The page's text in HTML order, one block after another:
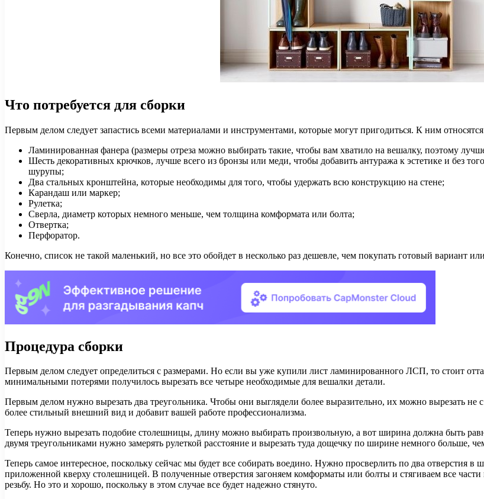
Что потребуется для сборки
Первым делом следует запастись всеми материалами и инструментами, которые могут пригодиться. К ним
Ламинированная фанера (размеры отреза можно выбирать такие, чтобы вам хватило на вешалку, поэтому
Шесть декоративных крючков, лучше всего из бронзы или меди, чтобы добавить антуража к эстетике и без
шурупы;
Два стальных кронштейна, которые необходимы для того, чтобы удержать всю конструкцию на стене;
Карандаш или маркер;
Рулетка;
Сверла, диаметр которых немного меньше, чем толщина комформата или болта;
Отвертка;
Перфоратор.
Конечно, список не такой маленький, но все это обойдет в несколько раз дешевле, чем покупать готовый вариант
Процедура сборки
Первым делом следует определиться с размерами. Но если вы уже купили лист ламинированного ЛСП, то стоит
минимальными потерями получилось вырезать все четыре необходимые для вешалки детали.
Первым делом нужно вырезать два треугольника. Чтобы они выглядели более выразительно, их можно вырезать
более стильный внешний вид и добавит вашей работе профессионализма.
Теперь нужно вырезать подобие столешницы, длину можно выбирать произвольную, а вот ширина должна быть
двумя треугольниками нужно замерять рулеткой расстояние и вырезать туда дощечку по ширине немного больше,
Теперь самое интересное, поскольку сейчас мы будет все собирать воедино. Нужно просверлить по два отверстия
приложенной кверху столешницей. В полученные отверстия загоняем комформаты или болты и стягиваем все
резьбу. Но это и хорошо, поскольку в этом случае все будет надежно стянуто.